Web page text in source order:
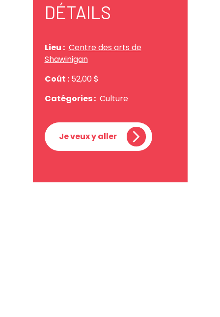
DÉTAILS
Lieu : Centre des arts de
Shawinigan
Coût : 52,00 $
Catégories : Culture
Je veux y aller